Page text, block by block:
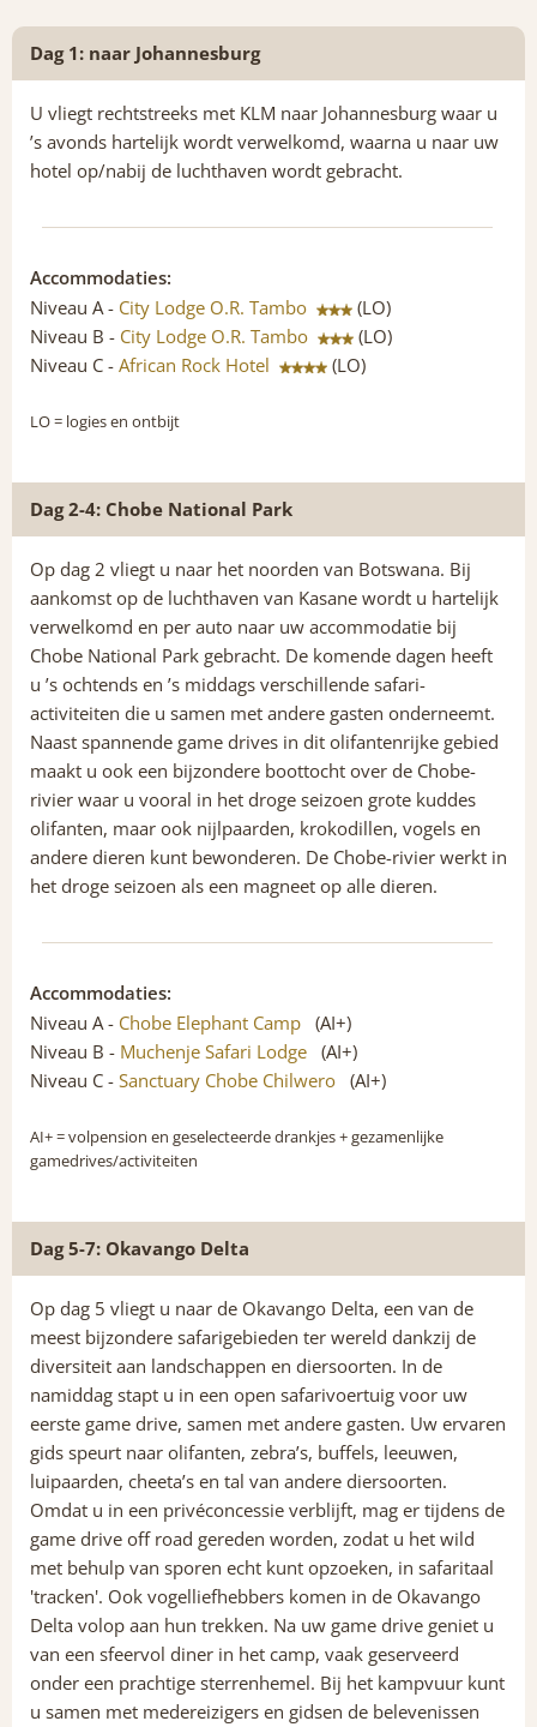
Dag 1: naar Johannesburg
U vliegt rechtstreeks met KLM naar Johannesburg waar u
’s avonds hartelijk wordt verwelkomd, waarna u naar uw
hotel op/nabij de luchthaven wordt gebracht.
Accommodaties:
Niveau A - City Lodge O.R. Tambo
(LO)
Niveau B - City Lodge O.R. Tambo
(LO)
Niveau C - African Rock Hotel (LO)
LO= logies en ontbijt
Dag 2-4: Chobe National Park
Op dag 2 vliegt u naar het noorden van Botswana. Bij
aankomst op de luchthaven van Kasane wordt u hartelijk
verwelkomd en per auto naar uw accommodatie bij
Chobe National Park gebracht. De komende dagen heeft
u ’s ochtends en ’s middags verschillende safari-
activiteiten die u samen met andere gasten onderneemt.
Naast spannende game drives in dit olifantenrijke gebied
maakt u ook een bijzondere boottocht over de Chobe-
rivier waar u vooral in het droge seizoen grote kuddes
olifanten, maar ook nijlpaarden, krokodillen, vogels en
andere dieren kunt bewonderen. De Chobe-rivier werkt in
het droge seizoen als een magneet op alle dieren.
Accommodaties:
Niveau A - Chobe Elephant Camp (AI+)
Niveau B - Muchenje Safari Lodge (AI+)
Niveau C - Sanctuary Chobe Chilwero (AI+)
AI+= volpension en geselecteerde drankjes + gezamenlijke
gamedrives/activiteiten
Dag 5-7: Okavango Delta
Op dag 5 vliegt u naar de Okavango Delta, een van de
meest bijzondere safarigebieden ter wereld dankzij de
diversiteit aan landschappen en diersoorten. In de
namiddag stapt u in een open safarivoertuig voor uw
eerste game drive, samen met andere gasten. Uw ervaren
gids speurt naar olifanten, zebra’s, buffels, leeuwen,
luipaarden, cheeta’s en tal van andere diersoorten.
Omdat u in een privéconcessie verblijft, mag er tijdens de
game drive off road gereden worden, zodat u het wild
met behulp van sporen echt kunt opzoeken, in safaritaal
'tracken'. Ook vogelliefhebbers komen in de Okavango
Delta volop aan hun trekken. Na uw game drive geniet u
van een sfeervol diner in het camp, vaak geserveerd
onder een prachtige sterrenhemel. Bij het kampvuur kunt
u samen met medereizigers en gidsen de belevenissen